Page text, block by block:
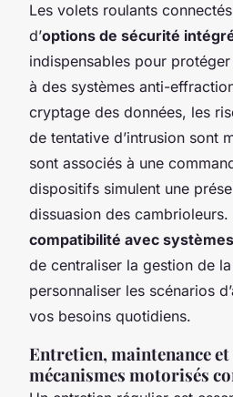
Les volets roulants
d’options de sécurité
indispensables pour
à des systèmes anti-
cryptage des données, les
de tentative d’intrusion sont
sont associés à une
dispositifs simulent une
dissuasion des cambrioleurs.
compatibilité avec
de centraliser la gestion de
personnaliser les scénarios
vos besoins quotidiens.
Entretien, maintenance
mécanismes motorisés